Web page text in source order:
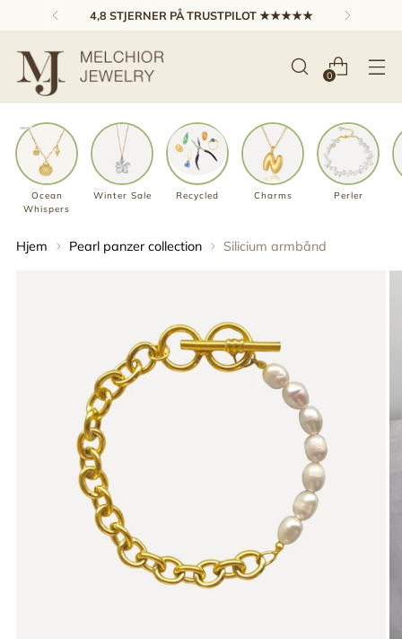
4,8 STJERNER PÅ TRUSTPILOT ★★★★★
0
Ocean
Whispers
Winter Sale Recycled Charms Perler
Hjem Pearl panzer collection Silicium armbånd